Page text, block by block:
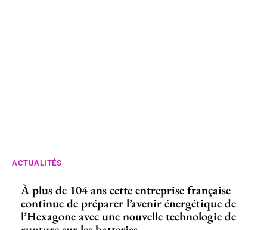
ACTUALITÉS
À plus de 104 ans cette entreprise française
continue de préparer l’avenir énergétique de
l’Hexagone avec une nouvelle technologie de